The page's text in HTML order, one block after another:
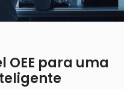
OEE para uma